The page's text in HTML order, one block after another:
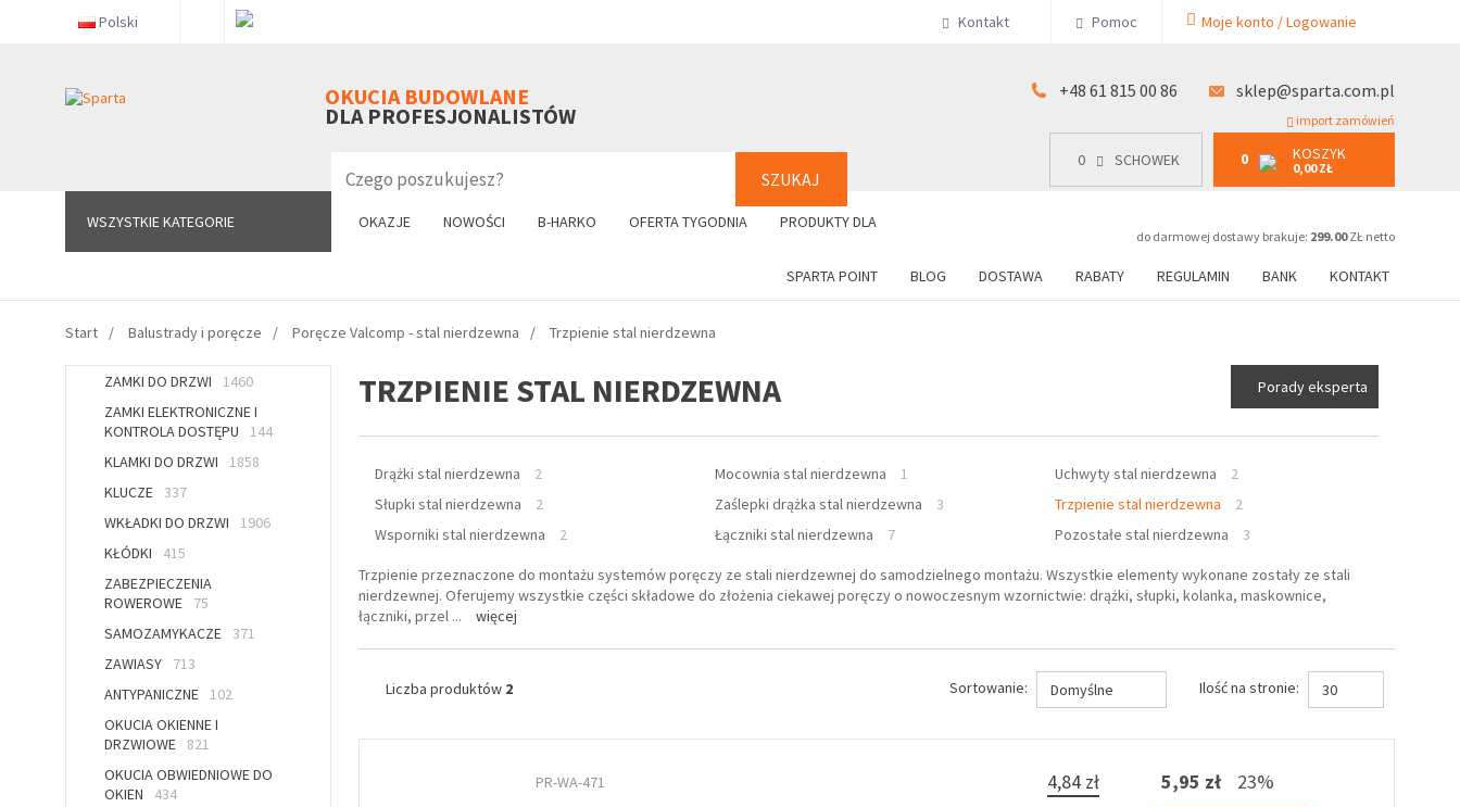
Polski Kontakt Pomoc Moje konto / Logowanie
OKUCIA BUDOWLANE
DLA PROFESJONALISTÓW
SZUKAJ
+48 61 815 00 86 sklep@sparta.com.pl
import zamówień
0 SCHOWEK 0 KOSZYK
0,00 ZŁ
do darmowej dostawy brakuje: 299.00ZŁ netto
WSZYSTKIE KATEGORIE OKAZJE NOWOŚCI B-HARKO OFERTA TYGODNIA PRODUKTY DLA
SPARTA POINT BLOG DOSTAWA RABATY REGULAMIN BANK KONTAKT
WSZYSTKIE KATEGORIE 0 SCHOWEK 0 KOSZYK
0,00 ZŁ
+48 61 815 00 86
Start Balustrady i poręcze Poręcze Valcomp - stal nierdzewna Trzpienie stal nierdzewna
ZAMKI DO DRZWI
1460
ZAMKI ELEKTRONICZNE I
KONTROLA DOSTĘPU
144
KLAMKI DO DRZWI
1858
KLUCZE
337
WKŁADKI DO DRZWI
1906
KŁÓDKI
415
ZABEZPIECZENIA
ROWEROWE
75
SAMOZAMYKACZE
371
ZAWIASY
713
ANTYPANICZNE
102
OKUCIA OKIENNE I
DRZWIOWE
821
OKUCIA OBWIEDNIOWE DO
OKIEN
434
TRZPIENIE STAL NIERDZEWNA Porady eksperta
Drążki stal nierdzewna
2
Słupki stal nierdzewna
2
Wsporniki stal nierdzewna
2
Mocownia stal nierdzewna
1
Zaślepki drążka stal nierdzewna
3
Łączniki stal nierdzewna
7
Uchwyty stal nierdzewna
2
Trzpienie stal nierdzewna
2
Pozostałe stal nierdzewna
3
Trzpienie przeznaczone do montażu systemów poręczy ze stali nierdzewnej do samodzielnego montażu. Wszystkie elementy wykonane zostały ze stali
nierdzewnej. Oferujemy wszystkie części składowe do złożenia ciekawej poręczy o nowoczesnym wzornictwie: drążki, słupki, kolanka, maskownice,
łączniki, przel... więcej
Liczba produktów 2 Sortowanie: Domyślne Ilość na stronie: 30
PR-WA-471
4,84 zł 5,95 zł 23%